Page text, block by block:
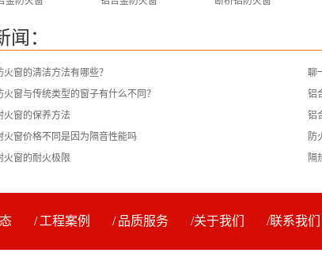
闻：
火窗的清洁方法有哪些？
聊
火窗与传统类型的窗子有什么不同？
铝
火窗的保养方法
铝
火窗价格不同是因为隔音性能吗
防
火窗的耐火极限
隔
工程案例 品质服务 关于我们 联系我们